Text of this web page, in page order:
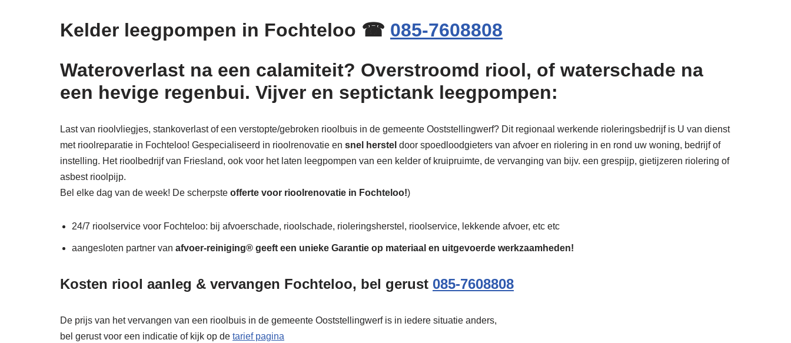
Kelder leegpompen in Fochteloo ☎ 085-7608808
Wateroverlast na een calamiteit? Overstroomd riool, of waterschade na
een hevige regenbui. Vijver en septictank leegpompen:
Last van rioolvliegjes, stankoverlast of een verstopte/gebroken rioolbuis in de gemeente Ooststellingwerf? Dit regionaal werkende rioleringsbedrijf is U van dienst
met rioolreparatie in Fochteloo! Gespecialiseerd in rioolrenovatie en snel herstel door spoedloodgieters van afvoer en riolering in en rond uw woning, bedrijf of
instelling. Het rioolbedrijf van Friesland, ook voor het laten leegpompen van een kelder of kruipruimte, de vervanging van bijv. een grespijp, gietijzeren riolering of
asbest rioolpijp.
Bel elke dag van de week! De scherpste offerte voor rioolrenovatie in Fochteloo!)
24/7 rioolservice voor Fochteloo: bij afvoerschade, rioolschade, rioleringsherstel, rioolservice, lekkende afvoer, etc etc
aangesloten partner van afvoer-reiniging® geeft een unieke Garantie op materiaal en uitgevoerde werkzaamheden!
Kosten riool aanleg & vervangen Fochteloo, bel gerust 085-7608808
De prijs van het vervangen van een rioolbuis in de gemeente Ooststellingwerf is in iedere situatie anders,
bel gerust voor een indicatie of kijk op de tarief pagina